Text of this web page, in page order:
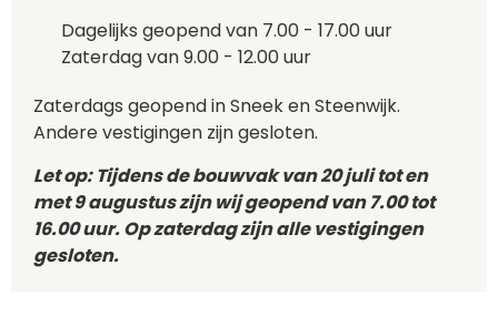
Dagelijks geopend van 7.00 - 17.00 uur
Zaterdag van 9.00 - 12.00 uur
Zaterdags geopend in Sneek en Steenwijk.
Andere vestigingen zijn gesloten.
Let op: Tijdens de bouwvak van 20 juli tot en
met 9 augustus zijn wij geopend van 7.00 tot
16.00 uur. Op zaterdag zijn alle vestigingen
gesloten.